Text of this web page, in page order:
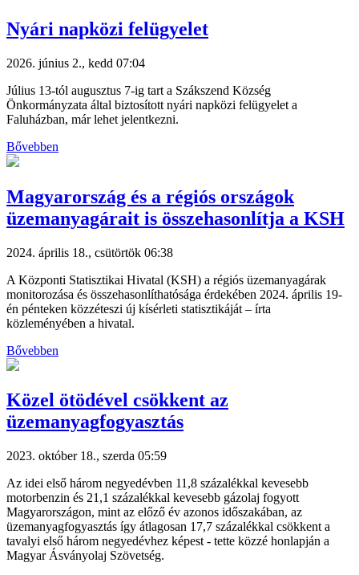
Nyári napközi felügyelet
2026. június 2., kedd 07:04
Július 13-tól augusztus 7-ig tart a Szákszend Község
Önkormányzata által biztosított nyári napközi felügyelet a
Faluházban, már lehet jelentkezni.
Bővebben
Magyarország és a régiós országok
üzemanyagárait is összehasonlítja a KSH
2024. április 18., csütörtök 06:38
A Központi Statisztikai Hivatal (KSH) a régiós üzemanyagárak
monitorozása és összehasonlíthatósága érdekében 2024. április 19-
én pénteken közzéteszi új kísérleti statisztikáját – írta
közleményében a hivatal.
Bővebben
Közel ötödével csökkent az
üzemanyagfogyasztás
2023. október 18., szerda 05:59
Az idei első három negyedévben 11,8 százalékkal kevesebb
motorbenzin és 21,1 százalékkal kevesebb gázolaj fogyott
Magyarországon, mint az előző év azonos időszakában, az
üzemanyagfogyasztás így átlagosan 17,7 százalékkal csökkent a
tavalyi első három negyedévhez képest - tette közzé honlapján a
Magyar Ásványolaj Szövetség.